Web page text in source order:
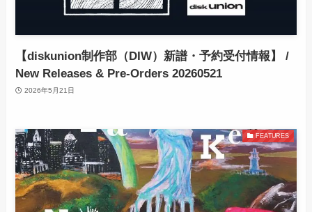
【diskunion制作部（DIW）新譜・予約受付情報】 /
New Releases & Pre-Orders 20260521
2026年5月21日
FEATURES